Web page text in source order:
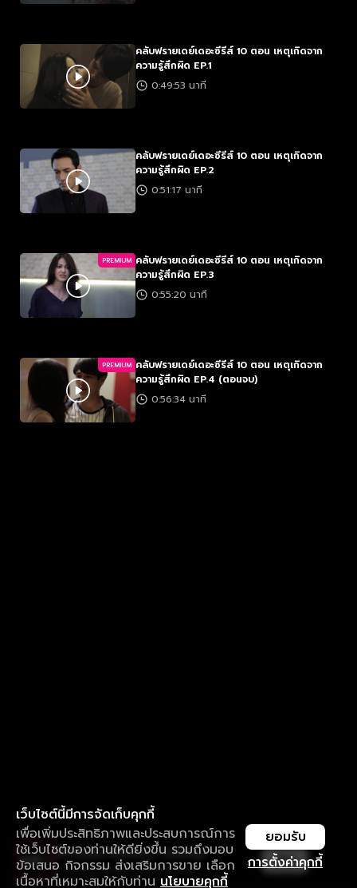
คลับฟรายเดย์เดอะซีรีส์ 10 ตอน เหตุเกิดจาก
ความรู้สึกผิด EP.1
0:49:53 นาที
คลับฟรายเดย์เดอะซีรีส์ 10 ตอน เหตุเกิดจาก
ความรู้สึกผิด EP.2
0:51:17 นาที
PREMIUM คลับฟรายเดย์เดอะซีรีส์ 10 ตอน เหตุเกิดจาก
ความรู้สึกผิด EP.3
0:55:20 นาที
PREMIUM คลับฟรายเดย์เดอะซีรีส์ 10 ตอน เหตุเกิดจาก
ความรู้สึกผิด EP.4 (ตอนจบ)
0:56:34 นาที
เว็บไซต์นี้มีการจัดเก็บคุกกี้
เพื่อเพิ่มประสิทธิภาพและประสบการณ์การ
ใช้เว็บไซต์ของท่านให้ดียิ่งขึ้น รวมถึงมอบ
ข้อเสนอ กิจกรรม ส่งเสริมการขาย เลือก
เนื้อหาที่เหมาะสมให้กับท่าน นโยบายคุกกี้
การตั้งค่าคุกกี้
ยอมรับ
ใช้งานแอป ลื่นไหลกว่า ไม่มีสะดุด
ดาวน์โหลดแอปเพื่อการรับชมที่ดีกว่า เปิด